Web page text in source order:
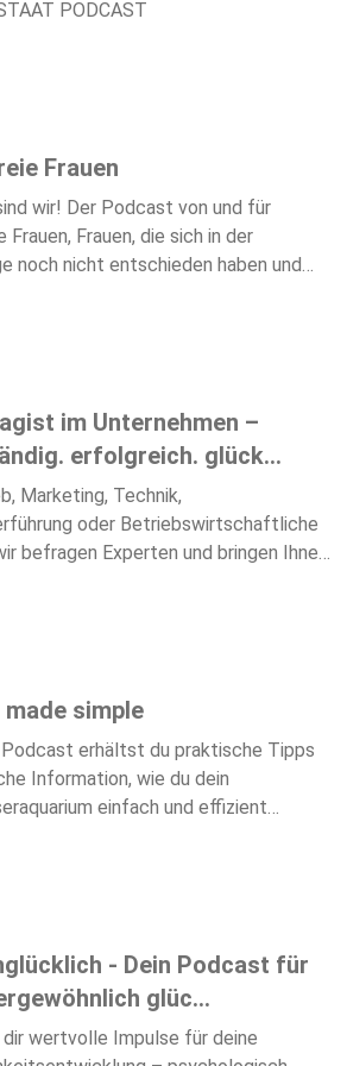
mit der schönsten Branche der
PODCAST
Frauen
wir! Der Podcast von und für
Frauen, Frauen, die sich in der
noch nicht entschieden haben und
Menschen, die sich für dieses
interessieren. Wir wünschen dir
und Inspiration mit diesem Format. Wir
deine Co-Hosts. In unseren eigenen
mit der Kinderfrage fehlte es uns an
kinderfreie Frauen. Frauen,
für ein Leben ohne Kinder
haben. Wir beschlossen deshalb,
Beitrag zur Sichtbarkeit von
mit Gästinnen
Aspekte von kinderfreien
im Unternehmen –
erfolgreich. glück...
Marketing, Technik,
oder Betriebswirtschaftliche
befragen Experten und bringen Ihnen
und direkt Informationen frei
Als Garagist sind Sie an vielen Fronten
ob als Markenvertreter oder freier
Interviewserien genauer
Wir wünschen Ihnen viel Vergnügen
Ihr Team von "Der Garagist im
simple
Podcast erhältst du praktische Tipps
Information, wie du dein
einfach und effizient
Spaß beim Hören wünschen dir
von Reef Art & Design
- Dein Podcast für
glüc...
dir wertvolle Impulse für deine